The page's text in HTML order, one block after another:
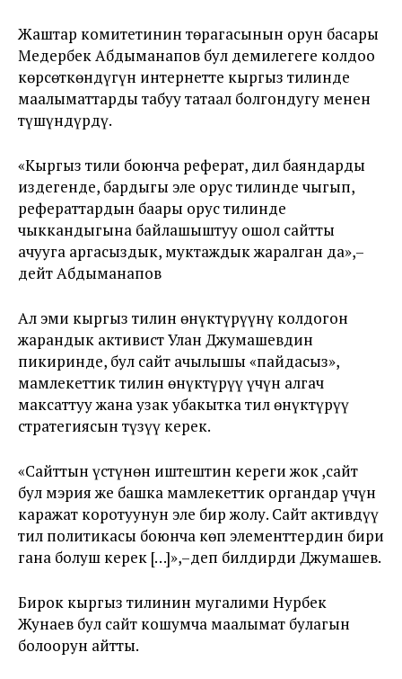
Жаштар комитетинин төрагасынын орун басары
Медербек Абдыманапов бул демилегеге колдоо
көрсөткөндүгүн интернетте кыргыз тилинде
маалыматтарды табуу татаал болгондугу менен
түшүндүрдү.
«Кыргыз тили боюнча реферат, дил баяндарды
издегенде, бардыгы эле орус тилинде чыгып,
рефераттардын баары орус тилинде
чыккандыгына байлашыштуу ошол сайтты
ачууга аргасыздык, муктаждык жаралган да»,–
дейт Абдыманапов
Ал эми кыргыз тилин өнүктүрүүнү колдогон
жарандык активист Улан Джумашевдин
пикиринде, бул сайт ачылышы «пайдасыз»,
мамлекеттик тилин өнүктүрүү үчүн алгач
максаттуу жана узак убакытка тил өнүктүрүү
стратегиясын түзүү керек.
«Сайттын үстүнөн иштештин кереги жок ,сайт
бул мэрия же башка мамлекеттик органдар үчүн
каражат коротуунун эле бир жолу. Сайт активдүү
тил политикасы боюнча көп элементтердин бири
гана болуш керек […]»,–деп билдирди Джумашев.
Бирок кыргыз тилинин мугалими Нурбек
Жунаев бул сайт кошумча маалымат булагын
болоорун айтты.